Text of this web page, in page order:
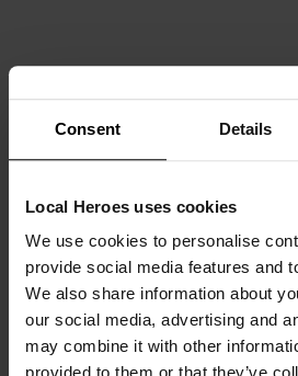
Consent Details
Local Heroes uses cookies
We use cookies to personalise
provide social media features and
We also share information about
our social media, advertising and
may combine it with other
KURTKI LOCAL HEROES -
JACKETY W STYLU
Szukasz idealnej kurtki damskiej lub kurtki
może stylowej kurtki, która na co dzień zastąpi Ci
najmodniejsze modele kurtek LH! Miejski styl,
które wyróżniają nasze kurtki na tle pozostałych.